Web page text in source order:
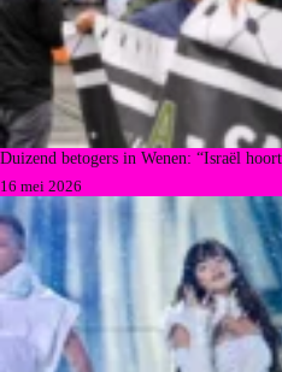
Duizend betogers in Wenen: “Israël
16 mei 2026